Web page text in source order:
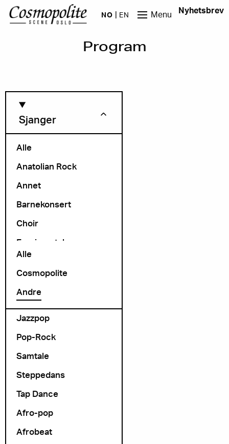
Hopp til hovedinnhold
NO EN Menu Nyhetsbrev
Program
Sjanger
Alle
Anatolian Rock
Annet
Barnekonsert
Choir
Exprimental
Folk Rock
folk-pop
Foredrag
Jazzpop
Pop-Rock
Samtale
Steppedans
Tap Dance
Afro-pop
Afrobeat
Måned
Arrangør
Alle
Cosmopolite
Andre